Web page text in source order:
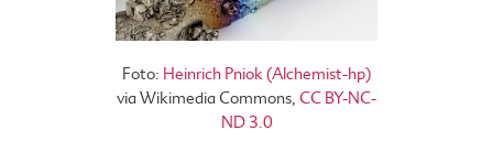
Foto: Heinrich Pniok (Alchemist-hp)
via Wikimedia Commons, CC BY-NC-
ND 3.0